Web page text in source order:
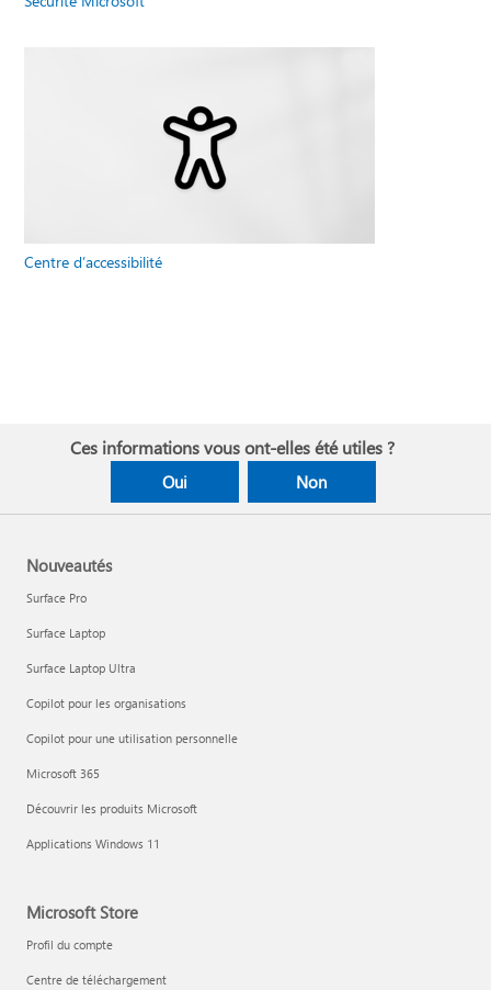
Centre d’accessibilité
Ces informations vous ont-elles été utiles ?
Oui Non
Nouveautés
Surface Pro
Surface Laptop
Surface Laptop Ultra
Copilot pour les organisations
Copilot pour une utilisation personnelle
Microsoft 365
Découvrir les produits Microsoft
Applications Windows 11
Microsoft Store
Profil du compte
Centre de téléchargement